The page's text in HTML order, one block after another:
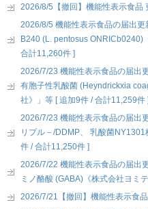
2026/8/5【撤回】機能性表示食品
2026/8/5 機能性表示食品の届出
B240 (L. pentosus ONRICb0240)
合計11,260件 ]
2026/7/23 機能性表示食品の届
有胞子性乳酸菌 (Heyndrickxia
社》」等 [ 追加9件 / 合計11,259件 ]
2026/7/23 機能性表示食品の届出
リプル－/DDMP、 乳酸菌
件 / 合計11,250件 ]
2026/7/22 機能性表示食品の届出
ミノ酪酸 (GABA)《株式会社ヨミ
2026/7/21【撤回】機能性表示食